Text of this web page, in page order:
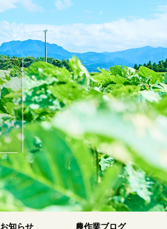
原農場便り
お知らせ 農作業ブログ